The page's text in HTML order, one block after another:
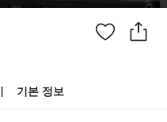
기본 정보